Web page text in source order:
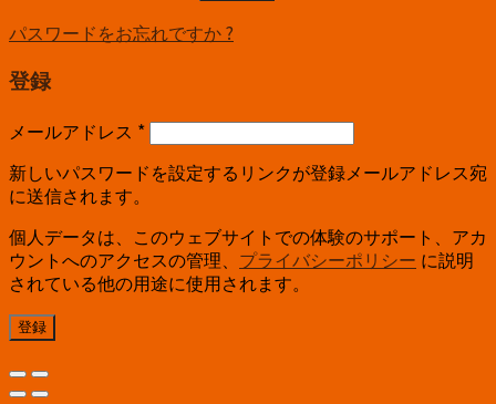
パスワードをお忘れですか ?
登録
メールアドレス *
新しいパスワードを設定するリンクが登録メールアドレス宛
に送信されます。
個人データは、このウェブサイトでの体験のサポート、アカ
ウントへのアクセスの管理、 プライバシーポリシー に説明
されている他の用途に使用されます。
登録